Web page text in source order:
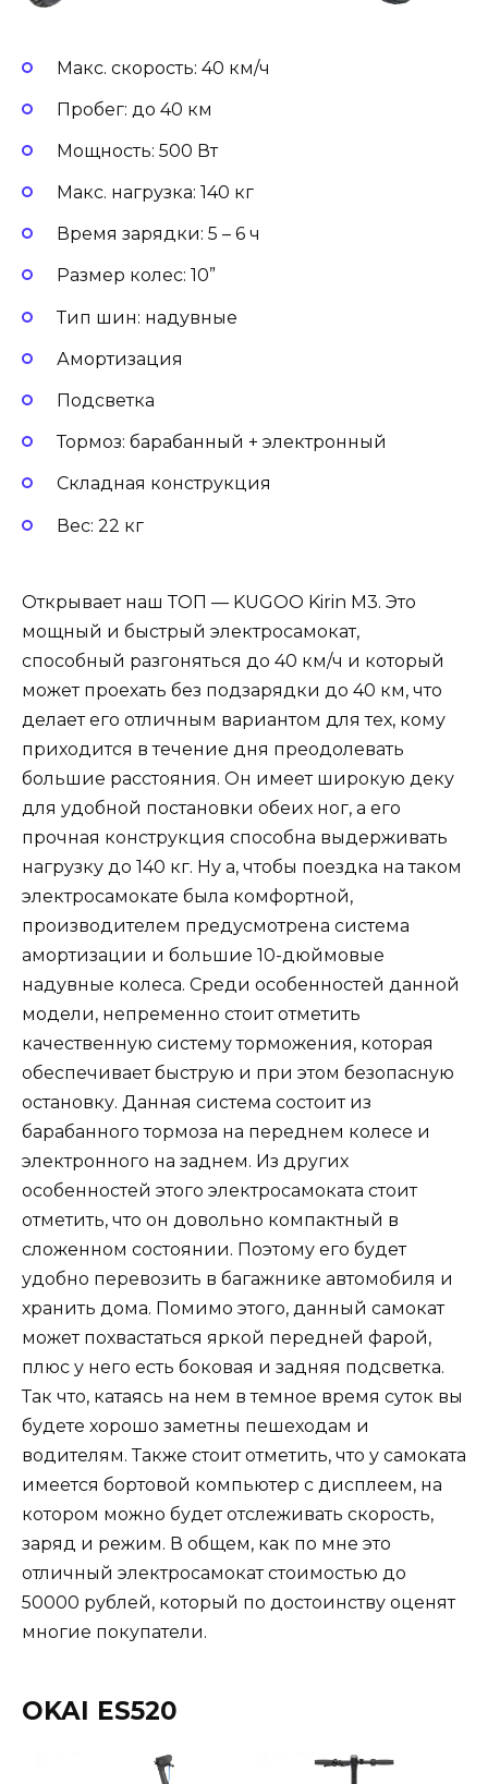
Макс. скорость: 40 км/ч
Пробег: до 40 км
Мощность: 500 Вт
Макс. нагрузка: 140 кг
Время зарядки: 5 – 6 ч
Размер колес: 10”
Тип шин: надувные
Амортизация
Подсветка
Тормоз: барабанный + электронный
Складная конструкция
Вес: 22 кг
Открывает наш ТОП — KUGOO Kirin M3. Это
мощный и быстрый электросамокат,
способный разгоняться до 40 км/ч и который
может проехать без подзарядки до 40 км, что
делает его отличным вариантом для тех, кому
приходится в течение дня преодолевать
большие расстояния. Он имеет широкую деку
для удобной постановки обеих ног, а его
прочная конструкция способна выдерживать
нагрузку до 140 кг. Ну а, чтобы поездка на таком
электросамокате была комфортной,
производителем предусмотрена система
амортизации и большие 10-дюймовые
надувные колеса. Среди особенностей данной
модели, непременно стоит отметить
качественную систему торможения, которая
обеспечивает быструю и при этом безопасную
остановку. Данная система состоит из
барабанного тормоза на переднем колесе и
электронного на заднем. Из других
особенностей этого электросамоката стоит
отметить, что он довольно компактный в
сложенном состоянии. Поэтому его будет
удобно перевозить в багажнике автомобиля и
хранить дома. Помимо этого, данный самокат
может похвастаться яркой передней фарой,
плюс у него есть боковая и задняя подсветка.
Так что, катаясь на нем в темное время суток вы
будете хорошо заметны пешеходам и
водителям. Также стоит отметить, что у самоката
имеется бортовой компьютер с дисплеем, на
котором можно будет отслеживать скорость,
заряд и режим. В общем, как по мне это
отличный электросамокат стоимостью до
50000 рублей, который по достоинству оценят
многие покупатели.
OKAI ES520